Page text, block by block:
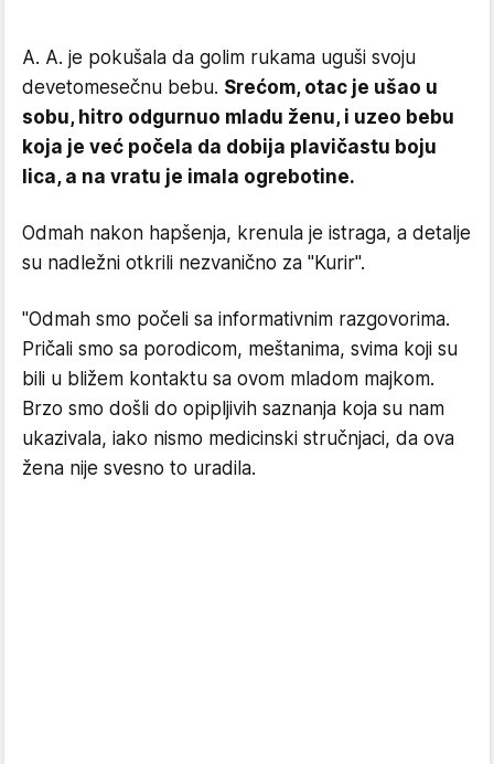
A. A. je pokušala da golim rukama uguši svoju
devetomesečnu bebu. Srećom, otac je ušao u
sobu, hitro odgurnuo mladu ženu, i uzeo bebu
koja je već počela da dobija plavičastu boju
lica, a na vratu je imala ogrebotine.
Odmah nakon hapšenja, krenula je istraga, a detalje
su nadležni otkrili nezvanično za "Kurir".
"Odmah smo počeli sa informativnim razgovorima.
Pričali smo sa porodicom, meštanima, svima koji su
bili u bližem kontaktu sa ovom mladom majkom.
Brzo smo došli do opipljivih saznanja koja su nam
ukazivala, iako nismo medicinski stručnjaci, da ova
žena nije svesno to uradila.